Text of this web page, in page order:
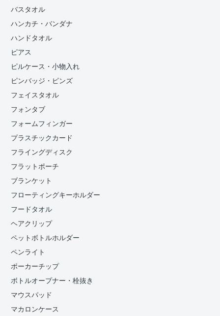
バスタオル
ハンカチ・バンダナ
ハンドタオル
ピアス
ピルケース・小物入れ
ピンバッジ・ピンズ
フェイスタオル
フォンタブ
フォームフィンガー
プラスチックカード
フライングディスク
フラットポーチ
ブランケット
フローティングキーホルダー
フードタオル
ヘアクリップ
ペットボトルホルダー
ペンライト
ポーカーチップ
ボトルオープナー・栓抜き
マウスパッド
マカロンケース